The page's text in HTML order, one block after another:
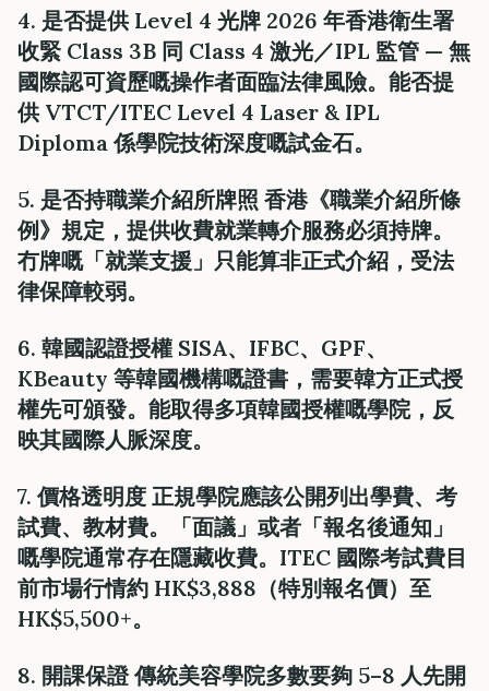
4. 是否提供 Level 4 光牌 2026 年香港衛生署
收緊 Class 3B 同 Class 4 激光／IPL 監管 — 無
國際認可資歷嘅操作者面臨法律風險。能否提
供 VTCT/ITEC Level 4 Laser & IPL
Diploma 係學院技術深度嘅試金石。
5. 是否持職業介紹所牌照 香港《職業介紹所條
例》規定，提供收費就業轉介服務必須持牌。
冇牌嘅「就業支援」只能算非正式介紹，受法
律保障較弱。
6. 韓國認證授權 SISA、IFBC、GPF、
KBeauty 等韓國機構嘅證書，需要韓方正式授
權先可頒發。能取得多項韓國授權嘅學院，反
映其國際人脈深度。
7. 價格透明度 正規學院應該公開列出學費、考
試費、教材費。「面議」或者「報名後通知」
嘅學院通常存在隱藏收費。ITEC 國際考試費目
前市場行情約 HK$3,888（特別報名價）至
HK$5,500+。
8. 開課保證 傳統美容學院多數要夠 5–8 人先開